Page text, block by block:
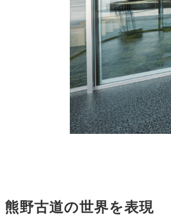
熊野古道の世界を表現